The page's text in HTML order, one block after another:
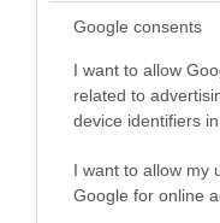
Google consents
I want to allow
related to
device identifiers in
I want to allow my
Google for online
06.08.2026 | 09:03
«Οι εντελώς
τα ζώα που
Αττικής (φωτο)